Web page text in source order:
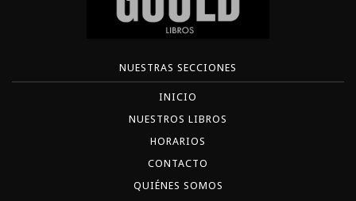
NUESTRAS SECCIONES
INICIO
NUESTROS LIBROS
HORARIOS
CONTACTO
QUIÉNES SOMOS